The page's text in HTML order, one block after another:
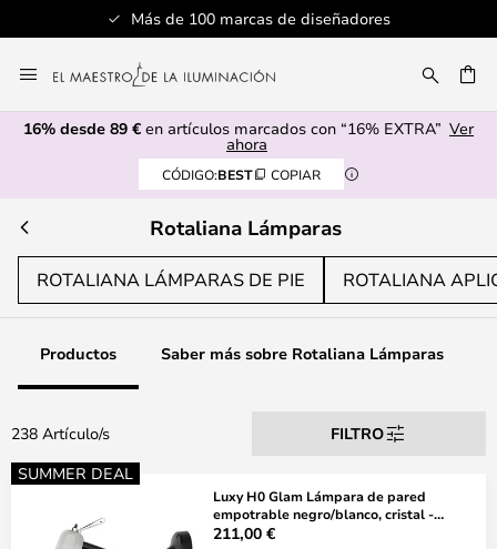
marcas de diseñadores
al
contenido
16% desde 89 € en artículos marcados con “16% EXTRA” Ver
ahora
CÓDIGO:BEST COPIAR
Rotaliana Lámparas
ROTALIANA LÁMPARAS DE PIE ROTALIANA
Productos Saber más sobre Rotaliana Lámparas
238 Artículo/s
FILTRO
SUMMER DEAL
Luxy H0 Glam Lámpara de pared
empotrable negro/blanco, cristal -
Rotaliana
211,00 €